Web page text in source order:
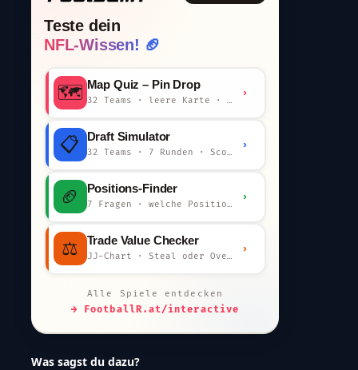
Teste dein
NFL-Wissen! 🏈
🗺️ Map Quiz – Pin Drop
32 Teams · leere Karte · km-Wertung
›
📋 Draft Simulator
32 Teams · 7 Runden · Scout-Kommentar
›
🏈 Positions-Finder
7 Fragen · welche Position bist du?
›
⚖️ Trade Value Checker
JJ-Chart · Steal oder Overpay?
›
Alle Spiele entdecken
→ FootballR.at/interactive
Was sagst du dazu?